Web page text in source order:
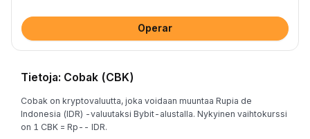
Operar
Tietoja: Cobak (CBK)
Cobak on kryptovaluutta, joka voidaan muuntaa Rupia de
Indonesia (IDR) -valuutaksi Bybit-alustalla. Nykyinen vaihtokurssi
on 1 CBK = Rp-- IDR.